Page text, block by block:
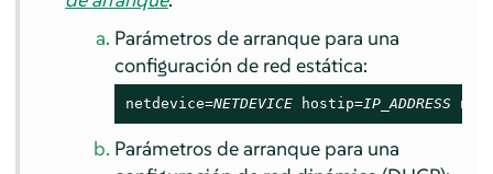
Parámetros de arranque para una
configuración de red estática:
netdevice=NETDEVICE hostip=IP_ADDRESS
Parámetros de arranque para una